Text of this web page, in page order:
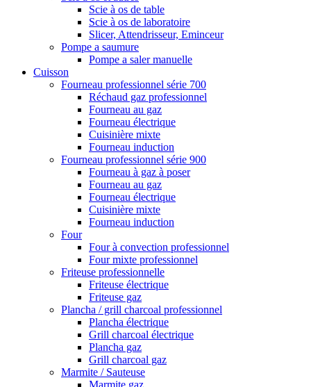
Scie à os de table
Scie à os de laboratoire
Slicer, Attendrisseur, Eminceur
Pompe a saumure
Pompe a saler manuelle
Cuisson
Fourneau professionnel série 700
Réchaud gaz professionnel
Fourneau au gaz
Fourneau électrique
Cuisinière mixte
Fourneau induction
Fourneau professionnel série 900
Fourneau à gaz à poser
Fourneau au gaz
Fourneau électrique
Cuisinière mixte
Fourneau induction
Four
Four à convection professionnel
Four mixte professionnel
Friteuse professionnelle
Friteuse électrique
Friteuse gaz
Plancha / grill charcoal professionnel
Plancha électrique
Grill charcoal électrique
Plancha gaz
Grill charcoal gaz
Marmite / Sauteuse
Marmite gaz